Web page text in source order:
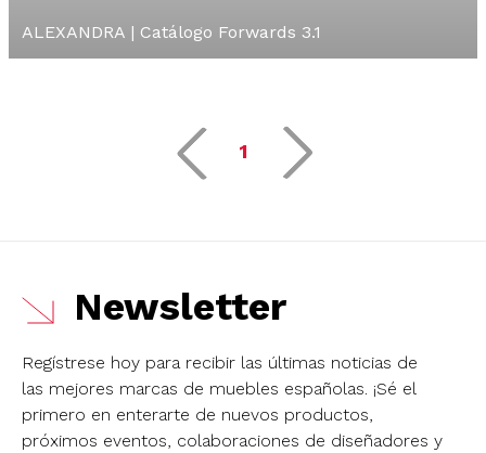
ALEXANDRA | Catálogo Forwards 3.1
1
Newsletter
Regístrese hoy para recibir las últimas noticias de
las mejores marcas de muebles españolas. ¡Sé el
primero en enterarte de nuevos productos,
próximos eventos, colaboraciones de diseñadores y